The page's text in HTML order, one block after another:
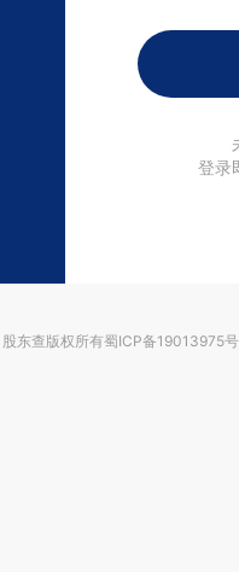
登录
股东查版权所有蜀ICP备19013975